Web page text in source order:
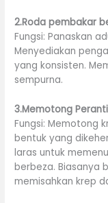
2.Roda pembakar
Fungsi: Panaskan
Menyediakan
yang konsisten.
sempurna.
3.Memotong Peranti
Fungsi: Memotong
bentuk yang
laras untuk
berbeza. Biasanya
memisahkan krep